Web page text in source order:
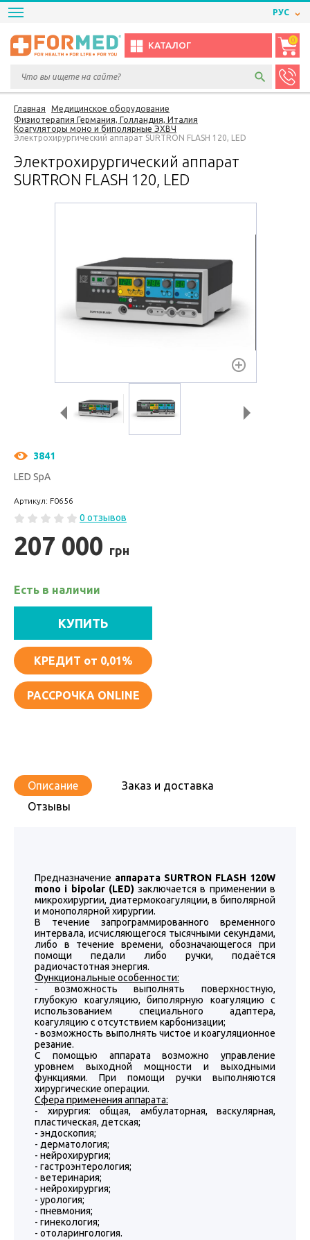
РУС
КАТАЛОГ
0
Главная
Медицинское оборудование
Физиотерапия Германия, Голландия, Италия
Коагуляторы моно и биполярные ЭХВЧ
Электрохирургический аппарат SURTRON FLASH 120, LED
Электрохирургический аппарат
SURTRON FLASH 120, LED
3841
LED SpA
Артикул: F0656
0 отзывов
207 000 грн
Есть в наличии
КУПИТЬ
КРЕДИТ от 0,01%
РАССРОЧКА ONLINE
Описание
Заказ и доставка
Отзывы
Предназначение аппарата SURTRON FLASH 120W
mono i bipolar (LED)заключается в применении в
микрохирургии, диатермокоагуляции, в биполярной
и монополярной хирургии.
В течение запрограммированного временного
интервала, исчисляющегося тысячными секундами,
либо в течение времени, обозначающегося при
помощи педали либо ручки, подаётся
радиочастотная энергия.
Функциональные особенности:
- возможность выполнять поверхностную,
глубокую коагуляцию, биполярную коагуляцию с
использованием специального адаптера,
коагуляцию с отсутствием карбонизации;
- возможность выполнять чистое и коагуляционное
резание.
С помощью аппарата возможно управление
уровнем выходной мощности и выходными
функциями. При помощи ручки выполняются
хирургические операции.
Сфера применения аппарата:
- хирургия: общая, амбулаторная, васкулярная,
пластическая, детская;
- эндоскопия;
- дерматология;
- нейрохирургия;
- гастроэнтерология;
- ветеринария;
- нейрохирургия;
- урология;
- пневмония;
- гинекология;
- отоларингология.